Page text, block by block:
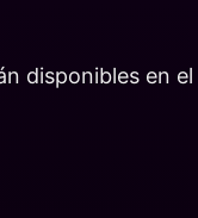
disponibles en